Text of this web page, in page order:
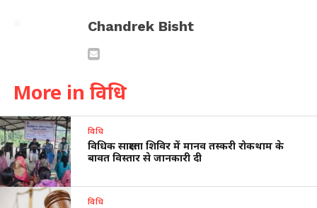
Chandrek Bisht
More in विधि
विधि
विधिक साक्षरता शिविर में मानव तस्करी रोकथाम के
बावत विस्तार से जानकारी दी
विधि